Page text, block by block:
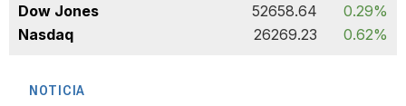
Dow Jones
52658.64
0.29%
Nasdaq
26269.23 0.62%
NOTICIA